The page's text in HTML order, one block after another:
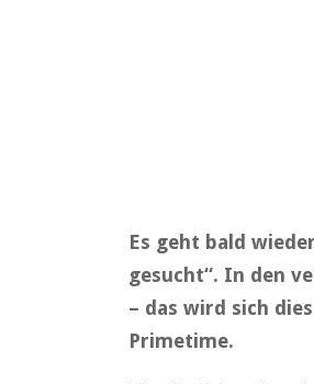
Es geht bald
gesucht“. In den
– das wird sich
Primetime.